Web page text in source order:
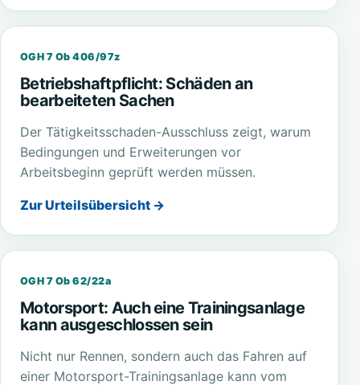
OGH 7 Ob 406/97z
Betriebshaftpflicht: Schäden an
bearbeiteten Sachen
Der Tätigkeitsschaden-Ausschluss zeigt, warum
Bedingungen und Erweiterungen vor
Arbeitsbeginn geprüft werden müssen.
Zur Urteilsübersicht →
OGH 7 Ob 62/22a
Motorsport: Auch eine Trainingsanlage
kann ausgeschlossen sein
Nicht nur Rennen, sondern auch das Fahren auf
einer Motorsport-Trainingsanlage kann vom